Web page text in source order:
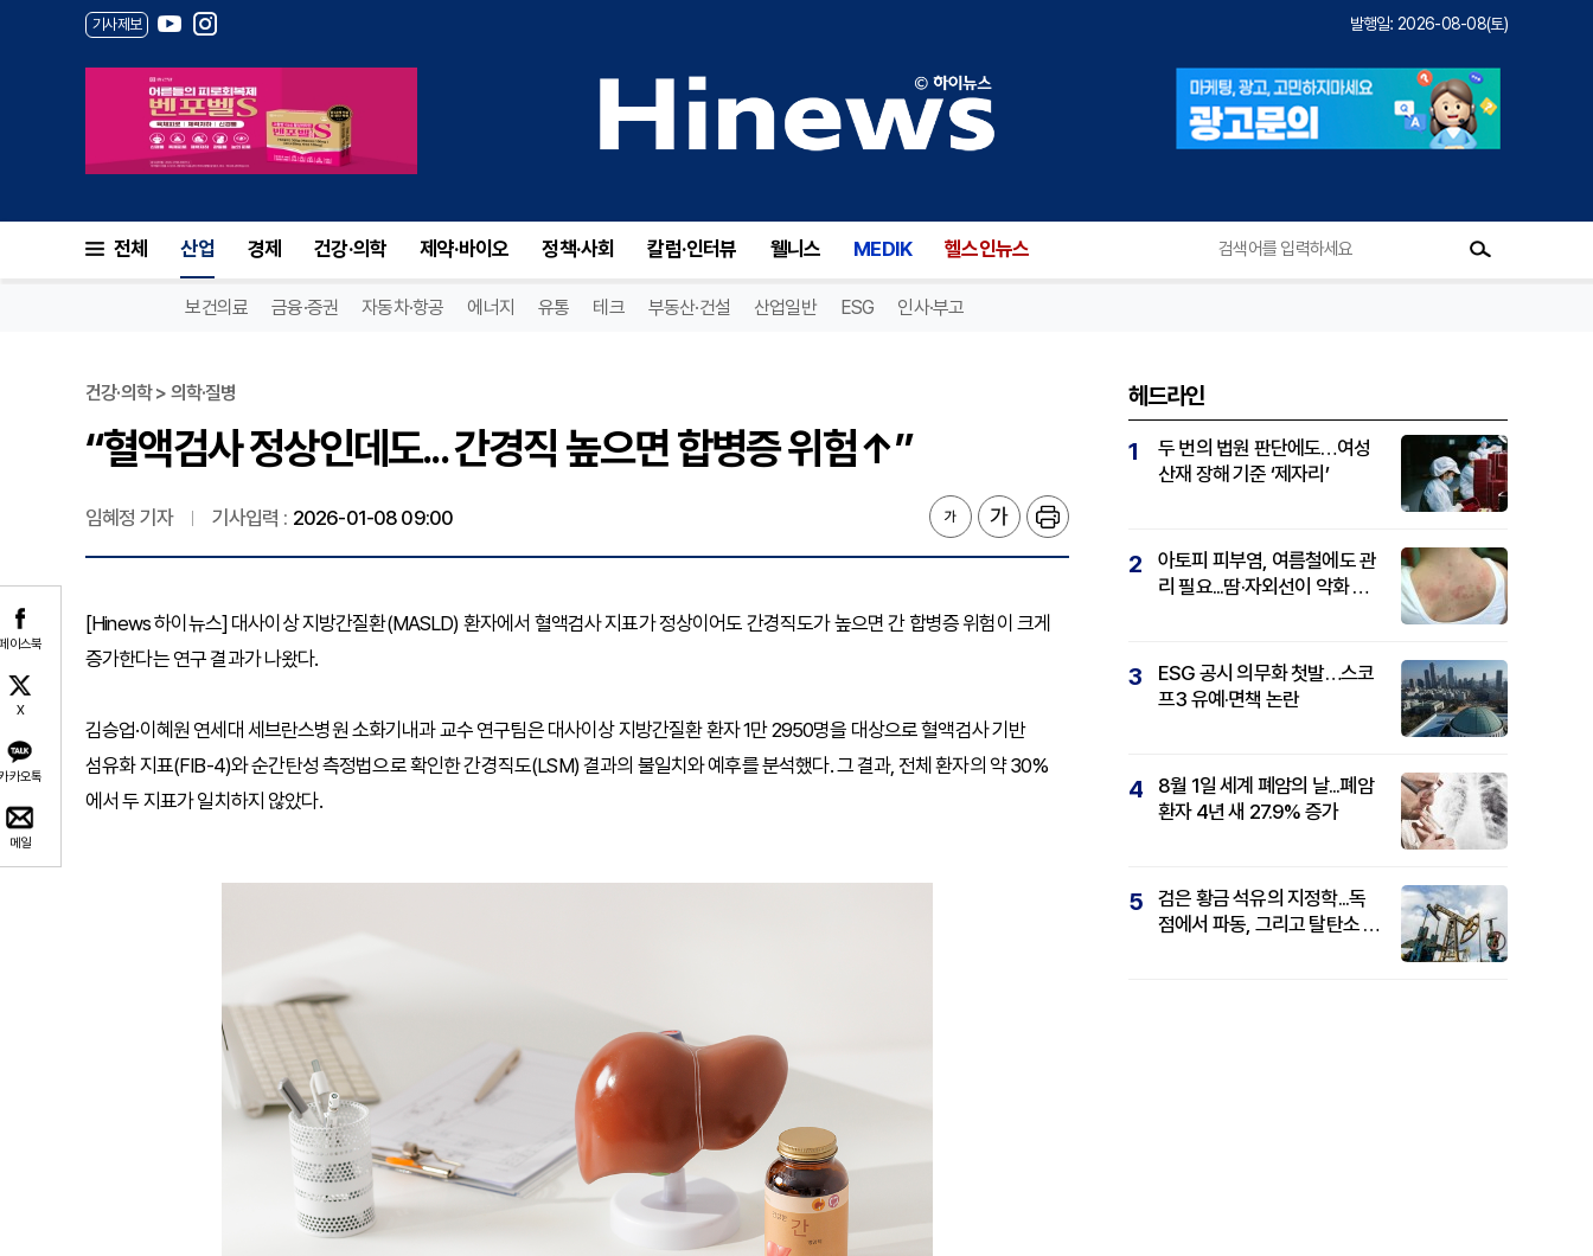
기사제보 발행일: 2026-08-08(토)
전체 산업 경제 건강·의학 제약·바이오 정책·사회 칼럼·인터뷰 웰니스 MEDIK 헬스인뉴스
보건의료 금융·증권 자동차·항공 에너지 유통 테크 부동산·건설 산업일반 ESG 인사·부고
이스북
X
카오톡
메일
건강·의학 > 의학·질병
“혈액검사 정상인데도... 간경직 높으면 합병증 위험↑”
임혜정 기자 기사입력 : 2026-01-08 09:00
[Hinews 하이뉴스] 대사이상 지방간질환(MASLD) 환자에서 혈액검사 지표가 정상이어도 간경직도가 높으면 간 합병증 위험이 크게
증가한다는 연구 결과가 나왔다.
김승업·이혜원 연세대 세브란스병원 소화기내과 교수 연구팀은 대사이상 지방간질환 환자 1만 2950명을 대상으로 혈액검사 기반
섬유화 지표(FIB-4)와 순간탄성 측정법으로 확인한 간경직도(LSM) 결과의 불일치와 예후를 분석했다. 그 결과, 전체 환자의 약 30%
에서 두 지표가 일치하지 않았다.
헤드라인
1
두 번의 법원 판단에도…여성
산재 장해 기준 ‘제자리’
2
아토피 피부염, 여름철에도 관
리 필요...땀·자외선이 악화 요
3
ESG 공시 의무화 첫발…스코
프3 유예·면책 논란
4
8월 1일 세계 폐암의 날...폐암
환자 4년 새 27.9% 증가
5
검은 황금 석유의 지정학...독
점에서 파동, 그리고 탈탄소 패